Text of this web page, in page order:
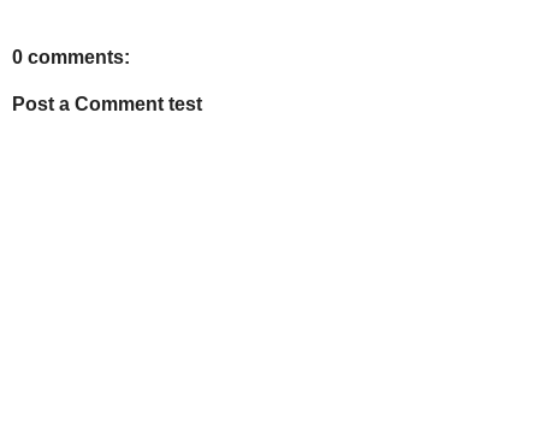
0 comments:
Post a Comment test